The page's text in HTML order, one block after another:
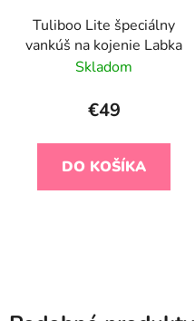
Tuliboo Lite špeciálny
vankúš na kojenie Labka
Skladom
€49
DO KOŠÍKA